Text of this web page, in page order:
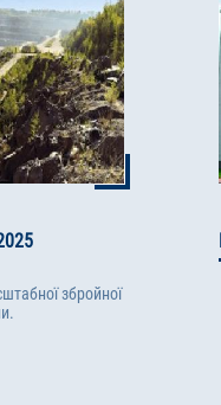
збройної